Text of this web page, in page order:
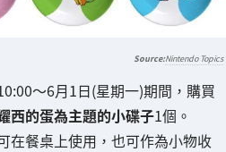
Nintendo Topics
〜6月1日(星期一)期間，購買
西的蛋為主題的小碟子1個。
在餐桌上使用，也可作為小物收